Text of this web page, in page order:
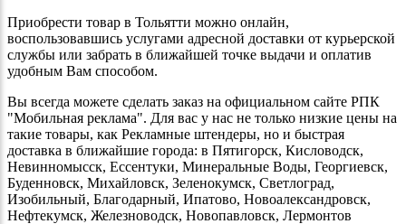
Приобрести товар в Тольятти можно онлайн,
воспользовавшись услугами адресной доставки от курьерской
службы или забрать в ближайшей точке выдачи и оплатив
удобным Вам способом.
Вы всегда можете сделать заказ на официальном сайте РПК
"Мобильная реклама". Для вас у нас не только низкие цены на
такие товары, как Рекламные штендеры, но и быстрая
доставка в ближайшие города: в Пятигорск, Кисловодск,
Невинномысск, Ессентуки, Минеральные Воды, Георгиевск,
Буденновск, Михайловск, Зеленокумск, Светлоград,
Изобильный, Благодарный, Ипатово, Новоалександровск,
Нефтекумск, Железноводск, Новопавловск, Лермонтов